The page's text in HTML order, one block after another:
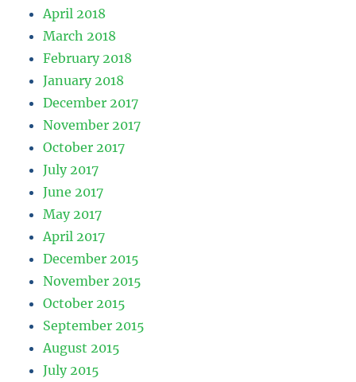
April 2018
March 2018
February 2018
January 2018
December 2017
November 2017
October 2017
July 2017
June 2017
May 2017
April 2017
December 2015
November 2015
October 2015
September 2015
August 2015
July 2015